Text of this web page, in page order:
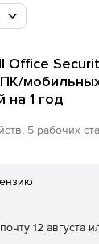
Office
на 1 год
5 рабочих
12 августа